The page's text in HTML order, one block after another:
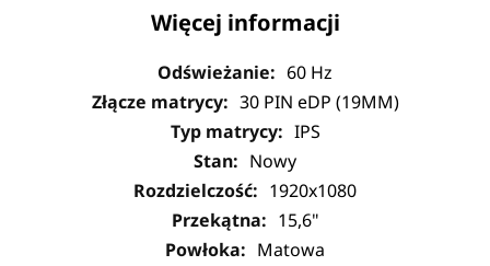
Więcej informacji
60 Hz
30 PIN eDP (19MM)
IPS
Nowy
1920x1080
15,6"
Matowa